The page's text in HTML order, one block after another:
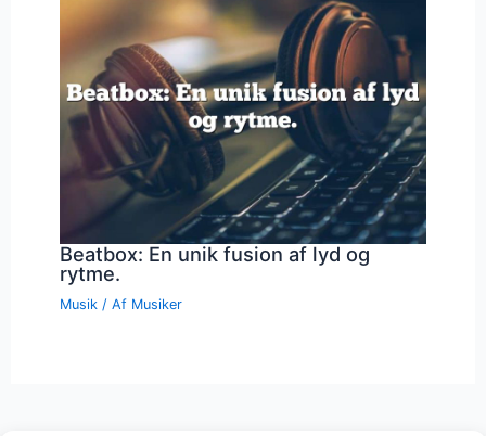
Beatbox: En unik fusion af lyd og
rytme.
Musik / Af Musiker